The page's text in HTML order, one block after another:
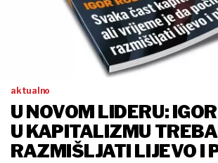
aktualno
U NOVOM LIDERU:
U KAPITALIZMU
RAZMIŠLJATI LIJEVO I